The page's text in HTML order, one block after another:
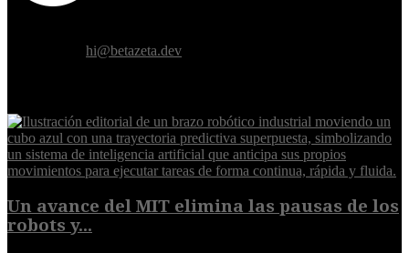
hi@betazeta.dev
Un avance del MIT elimina las pausas de los
robots y...